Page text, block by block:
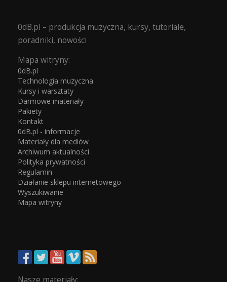
0dB.pl – produkcja muzyczna, kursy, tutoriale,
poradniki, nowości
Mapa witryny:
0dB.pl
Technologia muzyczna
Kursy i warsztaty
Darmowe materiały
Pakiety
Kontakt
0dB.pl - informacje
Materiały dla mediów
Archiwum aktualności
Polityka prywatności
Regulamin
Działanie sklepu internetowego
Wyszukiwanie
Mapa witryny